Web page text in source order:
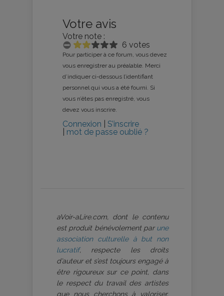
Votre avis
Votre note :
6 votes
Pour participer à ce forum, vous devez
vous enregistrer au préalable. Merci
d’indiquer ci-dessous l’identifiant
personnel qui vous a été fourni. Si
vous n’êtes pas enregistré, vous
devez vous inscrire.
Connexion
S’inscrire
mot de passe oublié ?
aVoir-aLire.com, dont le contenu
est produit bénévolement par une
association culturelle à but non
lucratif, respecte les droits
d’auteur et s’est toujours engagé à
être rigoureux sur ce point, dans
le respect du travail des artistes
que nous cherchons à valoriser.